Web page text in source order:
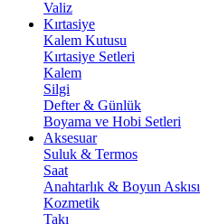
Valiz
Kırtasiye
Kalem Kutusu
Kırtasiye Setleri
Kalem
Silgi
Defter & Günlük
Boyama ve Hobi Setleri
Aksesuar
Suluk & Termos
Saat
Anahtarlık & Boyun Askısı
Kozmetik
Takı